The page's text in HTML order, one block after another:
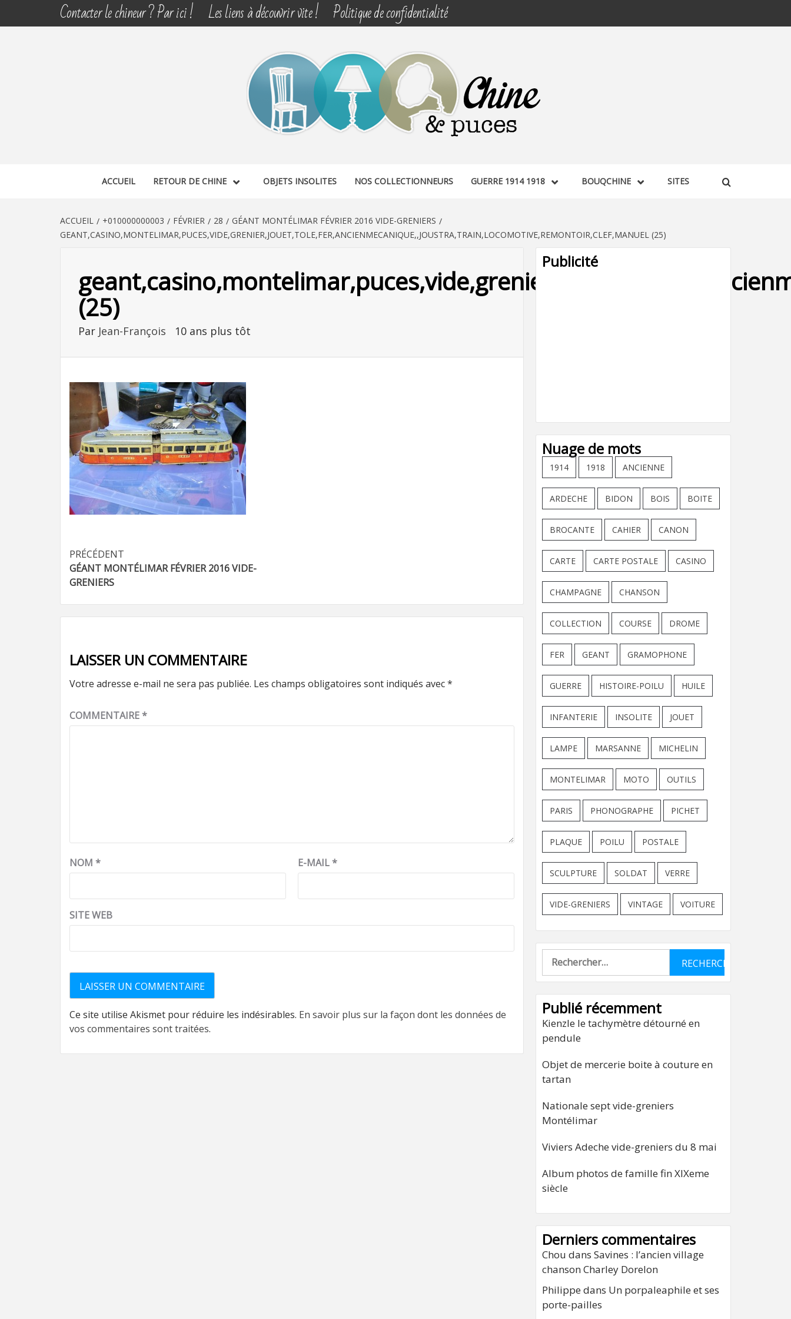
Contacter le chineur ? Par ici ! Les liens à découvrir vite ! Politique de confidentialité
CHINE & PUCES
ACCUEIL RETOUR DE CHINE OBJETS INSOLITES NOS COLLECTIONNEURS GUERRE 1914 1918 BOUQCHINE SITES
ACCUEIL +010000000003 FÉVRIER 28
GÉANT MONTÉLIMAR FÉVRIER 2016 VIDE-GRENIERS
GEANT,CASINO,MONTELIMAR,PUCES,VIDE,GRENIER,JOUET,TOLE,FER,ANCIENMECANIQUE,,JOUSTRA,TRAIN,LOCOMOTIVE,REMONTOIR,CLEF,MANUEL (25)
(25)
Par Jean-François 10 ans plus tôt
Navigation
d’article
PRÉCÉDENT
GÉANT MONTÉLIMAR FÉVRIER 2016 VIDE-
GRENIERS
LAISSER UN COMMENTAIRE
Votre adresse e-mail ne sera pas publiée. Les champs obligatoires sont indiqués avec*
COMMENTAIRE*
NOM * E-MAIL*
SITE WEB
Ce site utilise Akismet pour réduire les indésirables. En savoir plus sur la façon dont les données de
vos commentaires sont traitées.
Publicité
Nuage de mots
1914 1918 ANCIENNE
ARDECHE BIDON BOIS BOITE
BROCANTE CAHIER CANON
CARTE CARTE POSTALE CASINO
CHAMPAGNE CHANSON
COLLECTION COURSE DROME
FER GEANT GRAMOPHONE
GUERRE HISTOIRE-POILU HUILE
INFANTERIE INSOLITE JOUET
LAMPE MARSANNE MICHELIN
MONTELIMAR MOTO OUTILS
PARIS PHONOGRAPHE PICHET
PLAQUE POILU POSTALE
SCULPTURE SOLDAT VERRE
VIDE-GRENIERS VINTAGE VOITURE
Rechercher :
Publié récemment
Kienzle le tachymètre détourné en
pendule
Objet de mercerie boite à couture en
tartan
Nationale sept vide-greniers
Montélimar
Viviers Adeche vide-greniers du 8 mai
Album photos de famille fin XIXeme
siècle
Derniers commentaires
Chou dans Savines : l’ancien village
chanson Charley Dorelon
Philippe dans Un porpaleaphile et ses
porte-pailles